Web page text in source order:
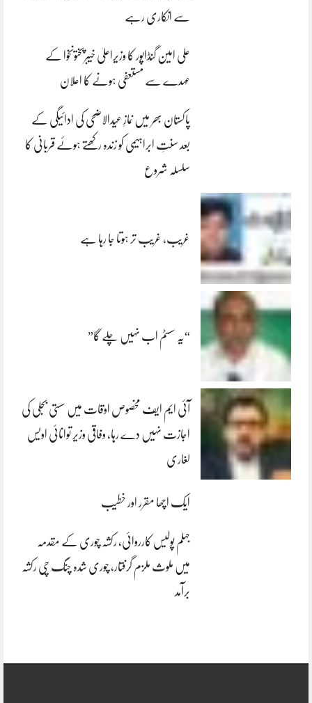
سے انکاری رہے
علی امین گنڈاپور کا وزیراعلیٰ خیبرپختونخوا کے
عہدے سے مستعفی ہونے کا اعلان
پاکستان بھر میں نمازِ عیدالاضحی کی ادائیگی کے
بعد سنتِ ابراہیمی کو زندہ رکھتے ہوئے قربانی کا
سلسلہ شروع
غریب، غریب تر ہوتا جا رہا ہے
“یہ سسٹم اب نہیں چلے گا”
آئی ایم ایف مخصوص اوقات میں سستی بجلی کی
اجازت نہیں دے رہا، وفاقی وزیر توانائی اویس
لغاری
ایک اچھا مقرر اور خطیب
جہلم پولیس کارروائی، رکشہ چوری کے مقدمہ
میں ملوث ملزم گرفتار، چوری شدہ چنگ چی رکشہ
برآمد